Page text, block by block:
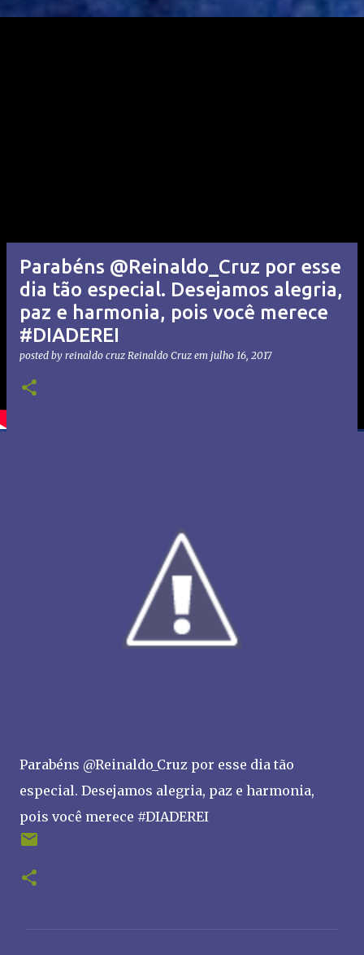
Parabéns @Reinaldo_Cruz por esse
dia tão especial. Desejamos alegria,
paz e harmonia, pois você merece
#DIADEREI
posted by reinaldo cruz Reinaldo Cruz em julho 16, 2017
Parabéns @Reinaldo_Cruz por esse dia tão
especial. Desejamos alegria, paz e harmonia,
pois você merece #DIADEREI